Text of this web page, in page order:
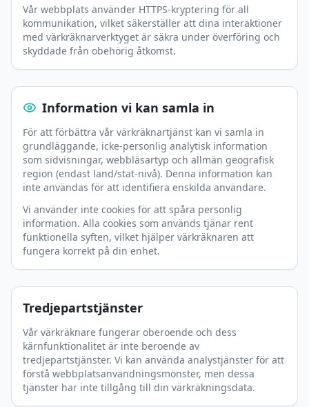
Vår webbplats använder HTTPS-kryptering för all
kommunikation, vilket säkerställer att dina interaktioner
med värkräknarverktyget är säkra under överföring och
skyddade från obehörig åtkomst.
Information vi kan samla in
För att förbättra vår värkräknartjänst kan vi samla in
grundläggande, icke-personlig analytisk information
som sidvisningar, webbläsartyp och allmän geografisk
region (endast land/stat-nivå). Denna information kan
inte användas för att identifiera enskilda användare.
Vi använder inte cookies för att spåra personlig
information. Alla cookies som används tjänar rent
funktionella syften, vilket hjälper värkräknaren att
fungera korrekt på din enhet.
Tredjepartstjänster
Vår värkräknare fungerar oberoende och dess
kärnfunktionalitet är inte beroende av
tredjepartstjänster. Vi kan använda analystjänster för att
förstå webbplatsanvändningsmönster, men dessa
tjänster har inte tillgång till din värkräkningsdata.